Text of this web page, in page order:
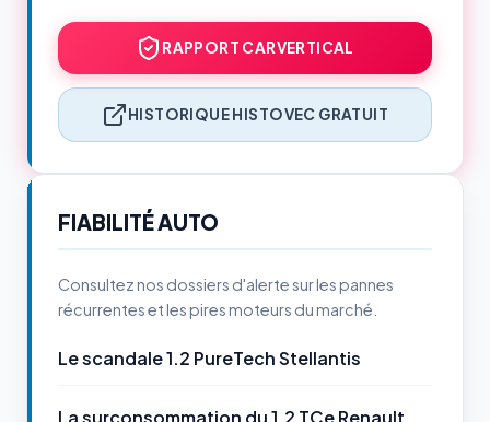
RAPPORT CARVERTICAL
HISTORIQUE HISTOVEC GRATUIT
FIABILITÉ AUTO
Consultez nos dossiers d'alerte sur les pannes
récurrentes et les pires moteurs du marché.
Le scandale 1.2 PureTech Stellantis